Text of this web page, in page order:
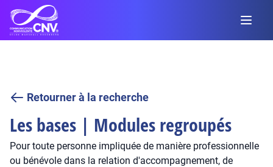
Retourner à la recherche
Les bases | Modules regroupés
Pour toute personne impliquée de manière professionnelle
ou bénévole dans la relation d'accompagnement, de